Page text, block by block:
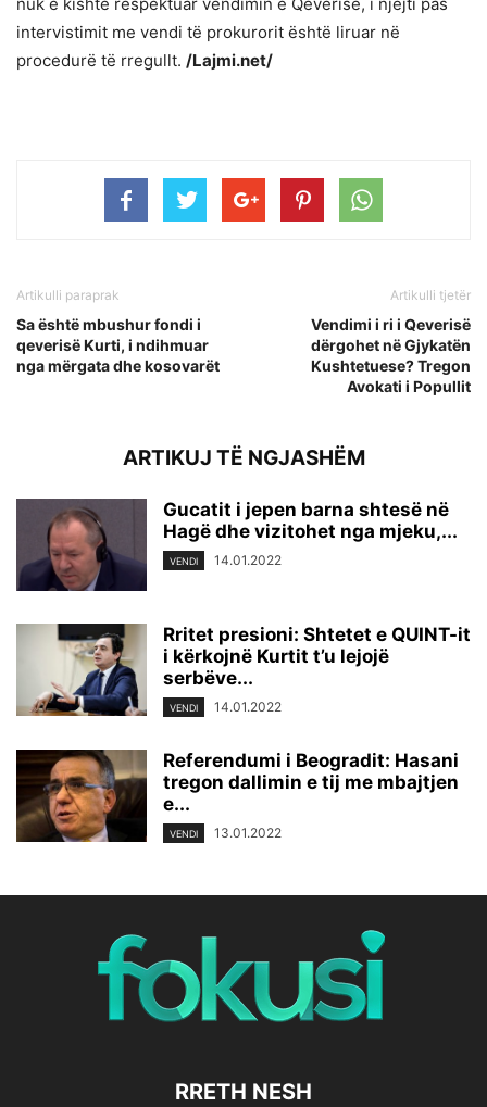
intervistimit me vendi të prokurorit është liruar në
procedurë të rregullt. /Lajmi.net/
Artikulli paraprak
Sa është mbushur fondi i
qeverisë Kurti, i ndihmuar
nga mërgata dhe kosovarët
Artikulli tjetër
Vendimi i ri i Qeverisë
dërgohet në Gjykatën
Kushtetuese? Tregon
Avokati i Popullit
ARTIKUJ TË NGJASHËM
Gucatit i jepen barna shtesë në
Hagë dhe vizitohet nga mjeku,...
VENDI 14.01.2022
Rritet presioni: Shtetet e QUINT-it
i kërkojnë Kurtit t’u lejojë
serbëve...
VENDI 14.01.2022
Referendumi i Beogradit: Hasani
tregon dallimin e tij me mbajtjen
e...
VENDI 13.01.2022
RRETH NESH